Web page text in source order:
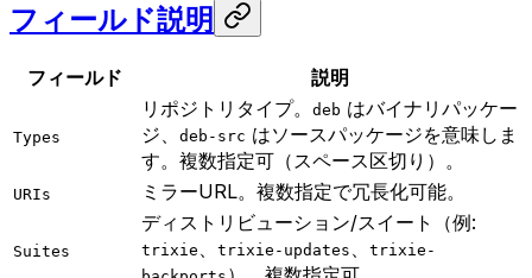
フィールド説明
フィールド 説明
Types
リポジトリタイプ。 deb はバイナリパッケー
ジ、
deb-src はソースパッケージを意味しま
す。複数指定可（スペース区切り）。
URIs ミラーURL。複数指定で冗長化可能。
Suites
ディストリビューション/スイート（例:
trixie 、 trixie-updates 、
trixie-